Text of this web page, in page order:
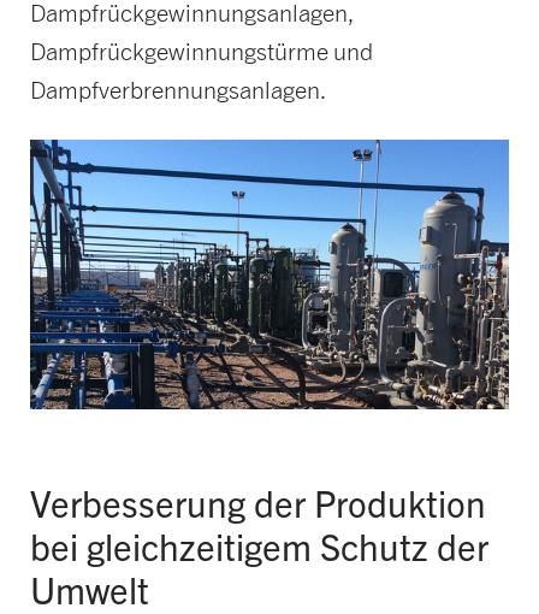
Dampfrückgewinnungsanlagen,
Dampfrückgewinnungstürme und
Dampfverbrennungsanlagen.
Verbesserung der Produktion
bei gleichzeitigem Schutz der
Umwelt